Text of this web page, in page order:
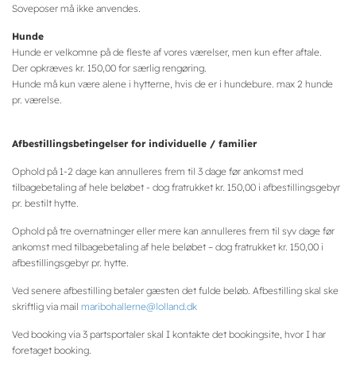
Soveposer må ikke anvendes.
Hunde
Hunde er velkomne på de fleste af vores værelser, men kun efter aftale.
Der opkræves kr. 150,00 for særlig rengøring.
Hunde må kun være alene i hytterne, hvis de er i hundebure. max 2 hunde
pr. værelse.
Afbestillingsbetingelser for individuelle / familier
Ophold på 1-2 dage kan annulleres frem til 3 dage før ankomst med
tilbagebetaling af hele beløbet - dog fratrukket kr. 150,00 i afbestillingsgebyr
pr. bestilt hytte.
Ophold på tre overnatninger eller mere kan annulleres frem til syv dage før
ankomst med tilbagebetaling af hele beløbet – dog fratrukket kr. 150,00 i
afbestillingsgebyr pr. hytte.
Ved senere afbestilling betaler gæsten det fulde beløb. Afbestilling skal ske
skriftlig via mail maribohallerne@lolland.dk
Ved booking via 3 partsportaler skal I kontakte det bookingsite, hvor I har
foretaget booking.